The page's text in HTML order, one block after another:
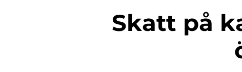
Skatt på kapital En grundlig